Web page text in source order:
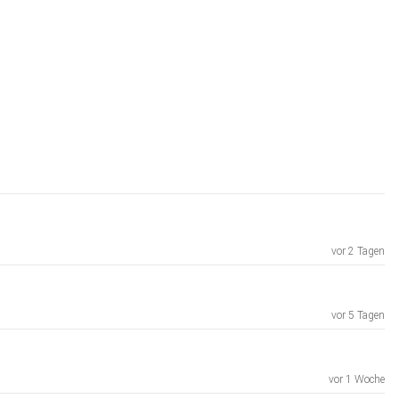
vor 2 Tagen
vor 5 Tagen
vor 1 Woche